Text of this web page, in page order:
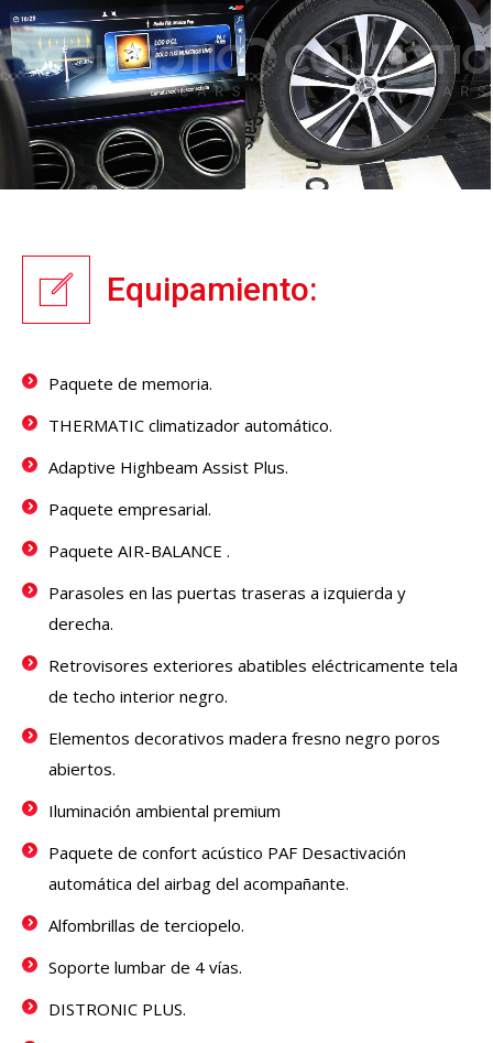
Equipamiento:
Paquete de memoria.
THERMATIC climatizador automático.
Adaptive Highbeam Assist Plus.
Paquete empresarial.
Paquete AIR-BALANCE .
Parasoles en las puertas traseras a izquierda y
derecha.
Retrovisores exteriores abatibles eléctricamente tela
de techo interior negro.
Elementos decorativos madera fresno negro poros
abiertos.
Iluminación ambiental premium
Paquete de confort acústico PAF Desactivación
automática del airbag del acompañante.
Alfombrillas de terciopelo.
Soporte lumbar de 4 vías.
DISTRONIC PLUS.